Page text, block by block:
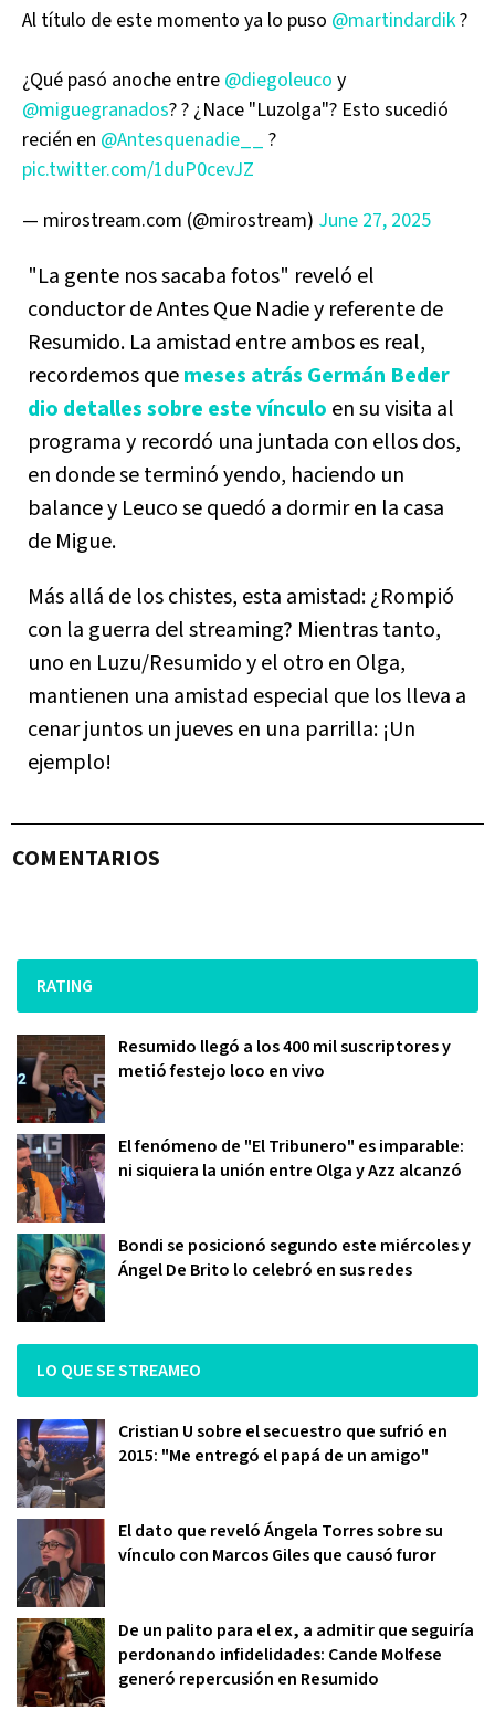
Al título de este momento ya lo puso @martindardik?
¿Qué pasó anoche entre @diegoleuco y
@miguegranados? ? ¿Nace "Luzolga"? Esto sucedió
recién en @Antesquenadie__ ?
pic.twitter.com/1duP0cevJZ
— mirostream.com (@mirostream) June 27, 2025
"La gente nos sacaba fotos" reveló el
conductor de Antes Que Nadie y referente de
Resumido. La amistad entre ambos es real,
recordemos quemeses atrás Germán Beder
dio detalles sobre este vínculo en su visita al
programa y recordó una juntada con ellos dos,
en donde se terminó yendo, haciendo un
balance y Leuco se quedó a dormir en la casa
de Migue.
Más allá de los chistes, esta amistad: ¿Rompió
con la guerra del streaming? Mientras tanto,
uno en Luzu/Resumido y el otro en Olga,
mantienen una amistad especial que los lleva a
cenar juntos un jueves en una parrilla: ¡Un
ejemplo!
COMENTARIOS
RATING
Resumido llegó a los 400 mil suscriptores y
metió festejo loco en vivo
El fenómeno de "El Tribunero" es imparable:
ni siquiera la unión entre Olga y Azz alcanzó
Bondi se posicionó segundo este miércoles y
Ángel De Brito lo celebró en sus redes
LO QUE SE STREAMEO
Cristian U sobre el secuestro que sufrió en
2015: "Me entregó el papá de un amigo"
El dato que reveló Ángela Torres sobre su
vínculo con Marcos Giles que causó furor
De un palito para el ex, a admitir que seguiría
perdonando infidelidades: Cande Molfese
generó repercusión en Resumido